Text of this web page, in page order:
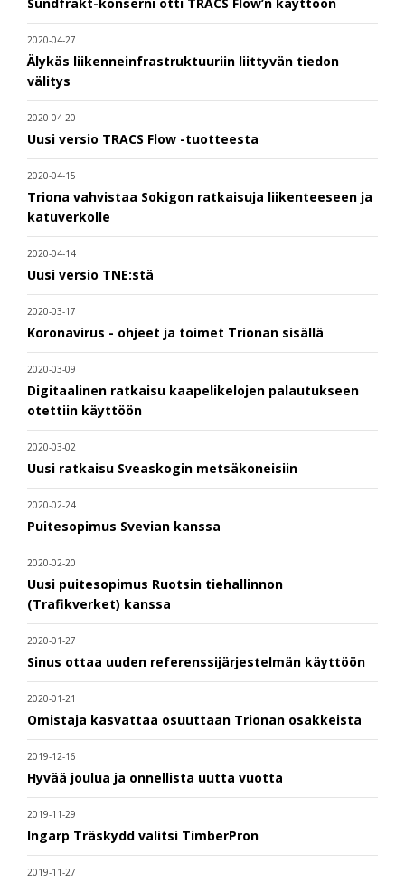
2020-04-27
Älykäs liikenneinfrastruktuuriin liittyvän tiedon
välitys
2020-04-20
Uusi versio TRACS Flow -tuotteesta
2020-04-15
Triona vahvistaa Sokigon ratkaisuja liikenteeseen ja
katuverkolle
2020-04-14
Uusi versio TNE:stä
2020-03-17
Koronavirus - ohjeet ja toimet Trionan sisällä
2020-03-09
Digitaalinen ratkaisu kaapelikelojen palautukseen
otettiin käyttöön
2020-03-02
Uusi ratkaisu Sveaskogin metsäkoneisiin
2020-02-24
Puitesopimus Svevian kanssa
2020-02-20
Uusi puitesopimus Ruotsin tiehallinnon
(Trafikverket) kanssa
2020-01-27
Sinus ottaa uuden referenssijärjestelmän käyttöön
2020-01-21
Omistaja kasvattaa osuuttaan Trionan osakkeista
2019-12-16
Hyvää joulua ja onnellista uutta vuotta
2019-11-29
Ingarp Träskydd valitsi TimberPron
2019-11-27